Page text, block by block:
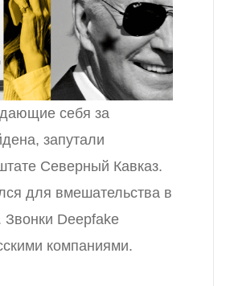
себя за
запутали
Северный Кавказ.
для вмешательства в
Deepfake
компаниями.